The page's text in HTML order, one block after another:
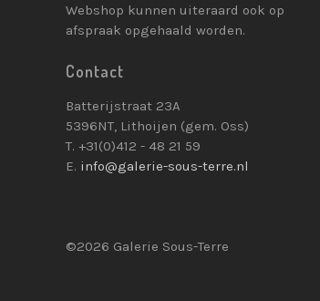
Webshop kunnen uiteraard ook op
afspraak opgehaald worden.
Contact
Batterijstraat 23A
5396NT, Lithoijen (gem. Oss)
T. +31(0)412 - 48 21 59
E. info@galerie-sous-terre.nl
©2026 Galerie Sous-Terre